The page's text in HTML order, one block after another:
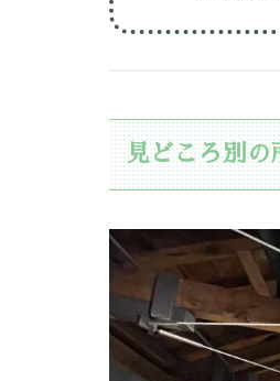
見どころ別の